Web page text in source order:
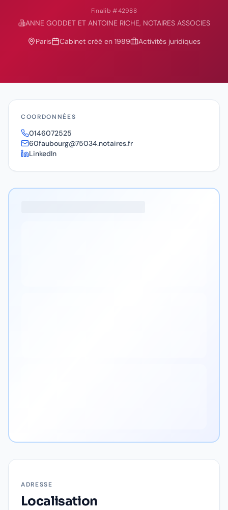
Finalib #42988
ANNE GODDET ET ANTOINE RICHE, NOTAIRES ASSOCIES
Paris
Cabinet créé en 1989 Activités juridiques
ADRESSE
Localisation
COORDONNÉES
0146072525
60faubourg@75034.notaires.fr
LinkedIn